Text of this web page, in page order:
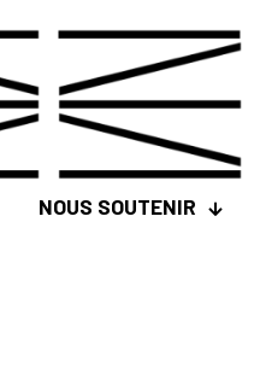
NOUS SOUTENIR